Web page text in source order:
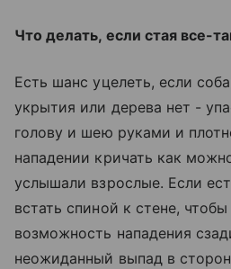
Что делать, если стая все-
Есть шанс уцелеть, если
укрытия или дерева нет -
голову и шею руками и
нападении кричать как
услышали взрослые. Если
встать спиной к стене,
возможность нападения
неожиданный выпад в